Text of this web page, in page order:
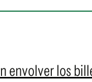
envolver los